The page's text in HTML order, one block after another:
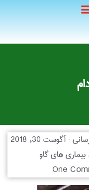
:آگوست 30, 2018
بیماری های گاو
One